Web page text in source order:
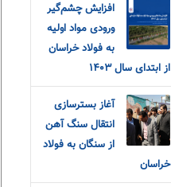
افزایش چشم‌گیر
ورودی مواد اولیه
به فولاد خراسان
از ابتدای سال ۱۴۰۳
آغاز بسترسازی
انتقال سنگ آهن
از سنگان به فولاد
خراسان